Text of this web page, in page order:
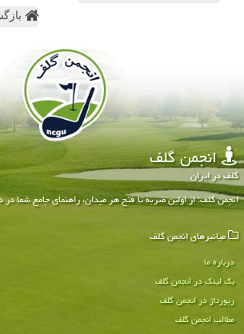
انجمن گلف
گلف در ایران
انجمن گلف: از اولین ضربه تا فتح هر میدان، راهنمای جامع شما
میانبرهای انجمن گلف
درباره ما
بک لینک در انجمن گلف
رپورتاژ در انجمن گلف
مطالب انجمن گلف